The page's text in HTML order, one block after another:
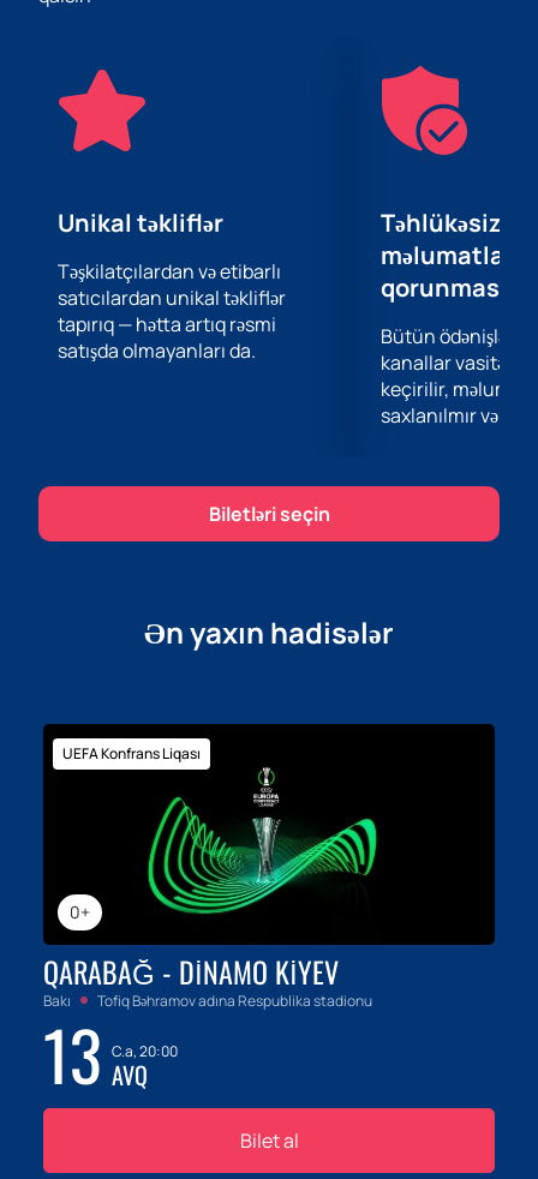
Səhnənin arxasındakı böyük ekranlar onun üzərində
Unikal təkliflər
Təşkilatçılardan və etibarlı
satıcılardan unikal təkliflər
tapırıq — hətta artıq rəsmi
satışda olmayanları da.
Təhlükəsiz
məlumatların
qorunması
Bütün ödənişlər
kanallar
keçirilir,
saxlanılmır və
Biletləri seçin
Ən yaxın hadisələr
0+
UEFA Konfrans Liqası
QARABAĞ - DINAMO KIYEV
Bakı Tofiq Bəhramov adına Respublika stadionu
13 C.a, 20:00
AVQ
Bilet al